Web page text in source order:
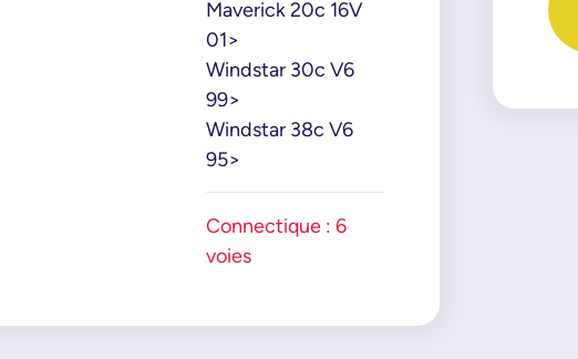
Maverick 20c 16V
01>
Windstar 30c V6
99>
Windstar 38c V6
95>
Connectique : 6
voies